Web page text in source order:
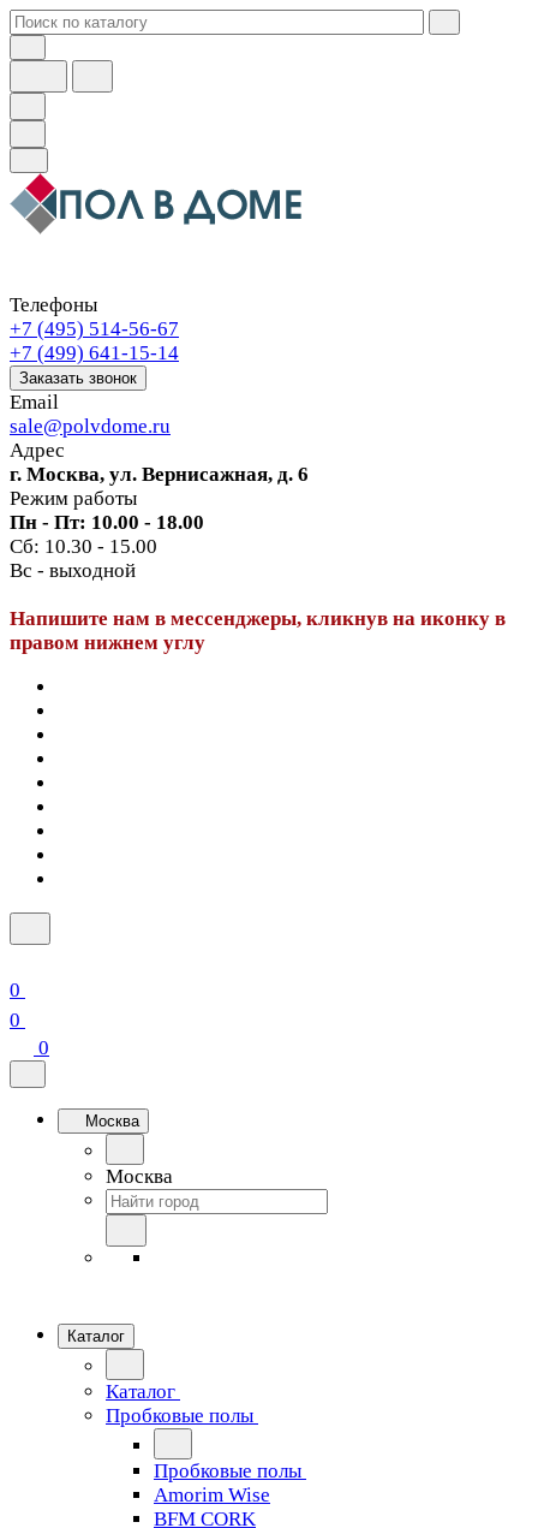
Телефоны
+7 (495) 514-56-67
+7 (499) 641-15-14
Заказать звонок
Email
sale@polvdome.ru
Адрес
г. Москва, ул. Вернисажная, д. 6
Режим работы
Пн - Пт: 10.00 - 18.00
Сб: 10.30 - 15.00
Вс - выходной
Напишите нам в мессенджеры, кликнув на иконку в
правом нижнем углу
0
0
0
Москва
Москва
Каталог
Каталог
Пробковые полы
Пробковые полы
Amorim Wise
BFM CORK